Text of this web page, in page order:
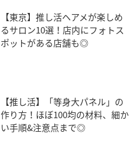
【東京】推し活ヘアメが楽しめ
るサロン10選！店内にフォトス
ポットがある店舗も◎
【推し活】「等身大パネル」の
作り方！ほぼ100均の材料、細か
い手順&注意点まで◎